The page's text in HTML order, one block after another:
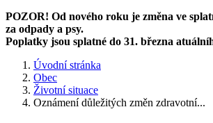
POZOR! Od nového roku je změna ve
za odpady a psy.
Poplatky jsou splatné do 31. března
Úvodní stránka
Obec
Životní situace
Oznámení důležitých změn zdravotní...